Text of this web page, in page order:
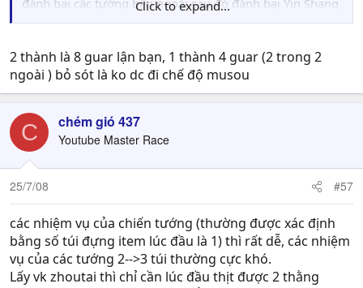
đánh bại các tướng bên ngoài sau đó đánh bại Yin Shang
và
bại được 4 tên Guard Captain ở 2 thành.
Click to expand...
2 thành là 8 guar lận bạn, 1 thành 4 guar (2 trong 2
ngoài ) bỏ sót là ko dc đi chế độ musou
C chém gió 437
Youtube Master Race
25/7/08 #57
các nhiệm vụ của chiến tướng (thường được xác định
bằng số túi đựng item lúc đầu là 1) thì rất dễ, các nhiệm
vụ của các tướng 2-->3 túi thường cực khó.
Lấy vk zhoutai thì chỉ cần lúc đầu thịt được 2 thằng